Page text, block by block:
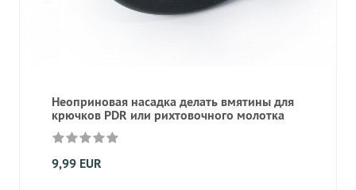
Неоприновая насадка делать вмятины для
крючков PDR или рихтовочного молотка
9,99 EUR